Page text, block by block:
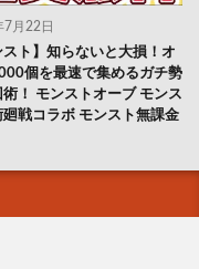
7月22日
スト】知らないと大損！オ
個を最速で集めるガチ勢
術！ モンストオーブ モンス
廻戦コラボ モンスト無課金